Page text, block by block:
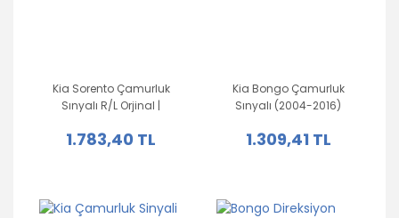
Kia Sorento Çamurluk
Sınyalı R/L Orjinal |
1.783,40 TL
Kia Bongo Çamurluk
Sınyalı (2004-2016)
1.309,41 TL